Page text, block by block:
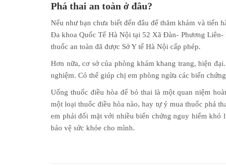
Phá thai an toàn ở đâu?
Nếu như bạn chưa biết đến đâu để thăm khám và tiến
Đa khoa Quốc Tế Hà Nội tại 52 Xã Đàn- Phương
thuốc an toàn đã được Sở Y tế Hà Nội cấp phép.
Hơn nữa, cơ sở của phòng khám khang trang, hiện
nghiệm. Có thể giúp chị em phòng ngừa các biến
Uống thuốc điều hòa để bỏ thai là một quan niệm
một loại thuốc điều hòa nào, hay tự ý mua thuốc phá
em phải đối mặt với nhiều biến chứng nguy hiểm khó
bảo vệ sức khỏe cho mình.